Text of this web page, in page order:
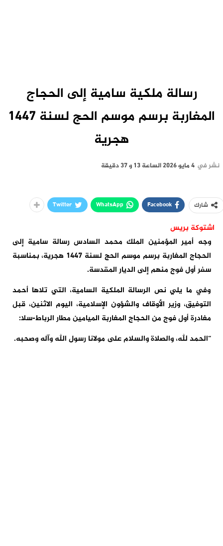
رسالة ملكية سامية إلى الحجاج
المغاربة برسم موسم الحج لسنة 1447
هجرية
نشر في 4 مايو 2026 الساعة 13 و 37 دقيقة
شارك Facebook
WhatsApp
Twitter
اشتوكة بريس
وجه أمير المؤمنين الملك محمد السادس رسالة سامية إلى
الحجاج المغاربة برسم موسم الحج لسنة 1447 هجرية، بمناسبة
سفر أول فوج منهم إلى الديار المقدسة.
وفي ما يلي نص الرسالة الملكية السامية، التي تلاها أحمد
التوفيق، وزير الأوقاف والشؤون الإسلامية، اليوم الاثنين، قبل
مغادرة أول فوج من الحجاج المغاربة الميامين مطار الرباط-سلا:
“الحمد لله، والصلاة والسلام على مولانا رسول الله وآله وصحبه.